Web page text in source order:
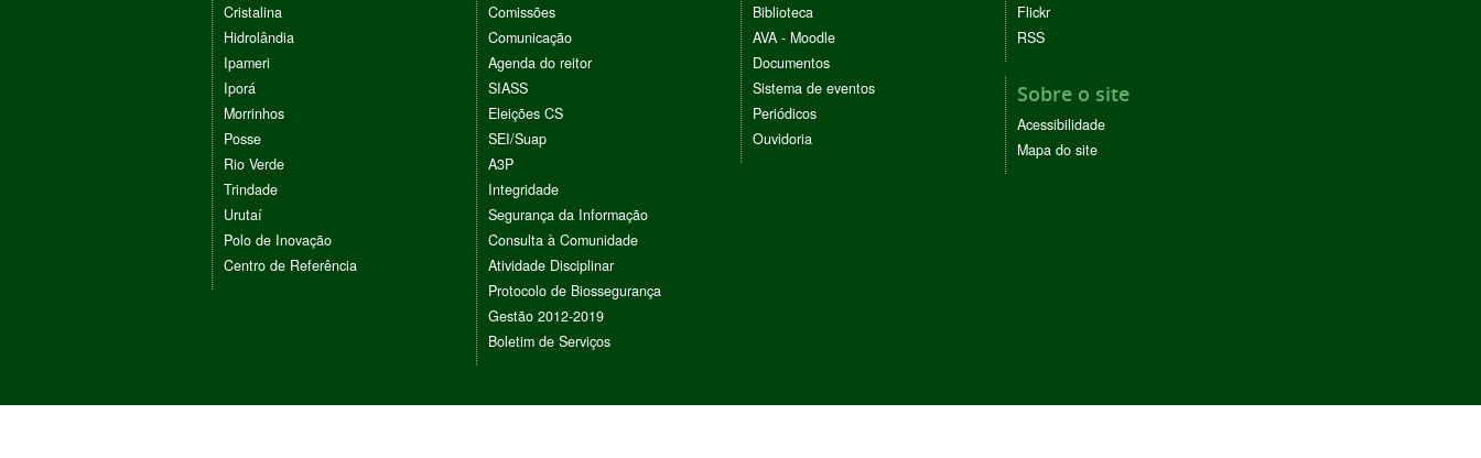
Cristalina
Hidrolândia
Ipameri
Iporá
Morrinhos
Posse
Rio Verde
Trindade
Urutaí
Polo de Inovação
Centro de Referência
Comissões
Comunicação
Agenda do reitor
SIASS
Eleições CS
SEI/Suap
A3P
Integridade
Segurança da Informação
Consulta à Comunidade
Atividade Disciplinar
Protocolo de Biossegurança
Gestão 2012-2019
Boletim de Serviços
Biblioteca
AVA - Moodle
Documentos
Sistema de eventos
Periódicos
Ouvidoria
Flickr
RSS
Sobre o site
Acessibilidade
Mapa do site